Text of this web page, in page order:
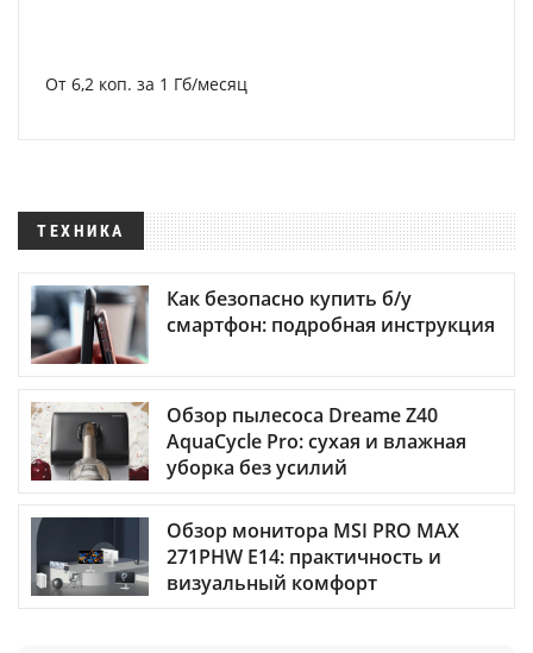
От 6,2 коп. за 1 Гб/месяц
ТЕХНИКА
Как безопасно купить б/у
смартфон: подробная инструкция
Обзор пылесоса Dreame Z40
AquaCycle Pro: сухая и влажная
уборка без усилий
Обзор монитора MSI PRO MAX
271PHW E14: практичность и
визуальный комфорт